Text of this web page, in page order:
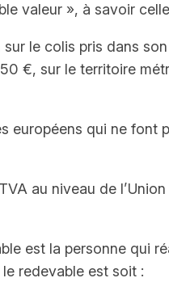
valeur », à savoir
le colis pris dans
€, sur le territoire
européens qui ne
au niveau de
est la personne qui
redevable est soit :